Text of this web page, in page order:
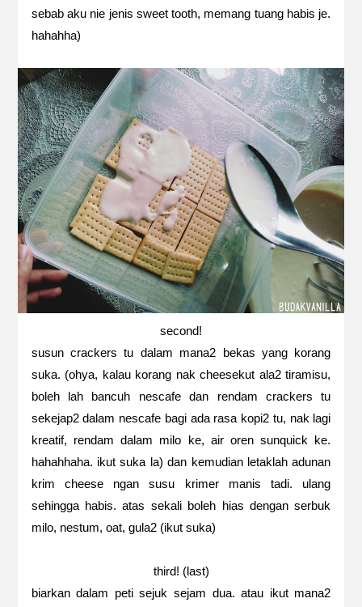
sebab aku nie jenis sweet tooth, memang tuang habis je.
hahahha)
second!
susun crackers tu dalam mana2 bekas yang korang
suka. (ohya, kalau korang nak cheesekut ala2 tiramisu,
boleh lah bancuh nescafe dan rendam crackers tu
sekejap2 dalam nescafe bagi ada rasa kopi2 tu, nak lagi
kreatif, rendam dalam milo ke, air oren sunquick ke.
hahahhaha. ikut suka la) dan kemudian letaklah adunan
krim cheese ngan susu krimer manis tadi. ulang
sehingga habis. atas sekali boleh hias dengan serbuk
milo, nestum, oat, gula2 (ikut suka)
third! (last)
biarkan dalam peti sejuk sejam dua. atau ikut mana2